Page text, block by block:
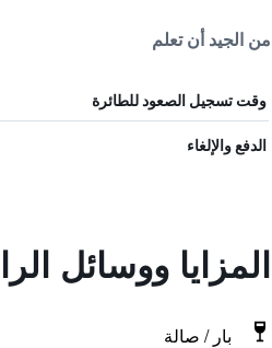
من الجيد أن تعلم
وقت تسجيل الصعود للطائرة
الدفع والإلغاء
المزايا ووسائل الراحة في
بار / صالة